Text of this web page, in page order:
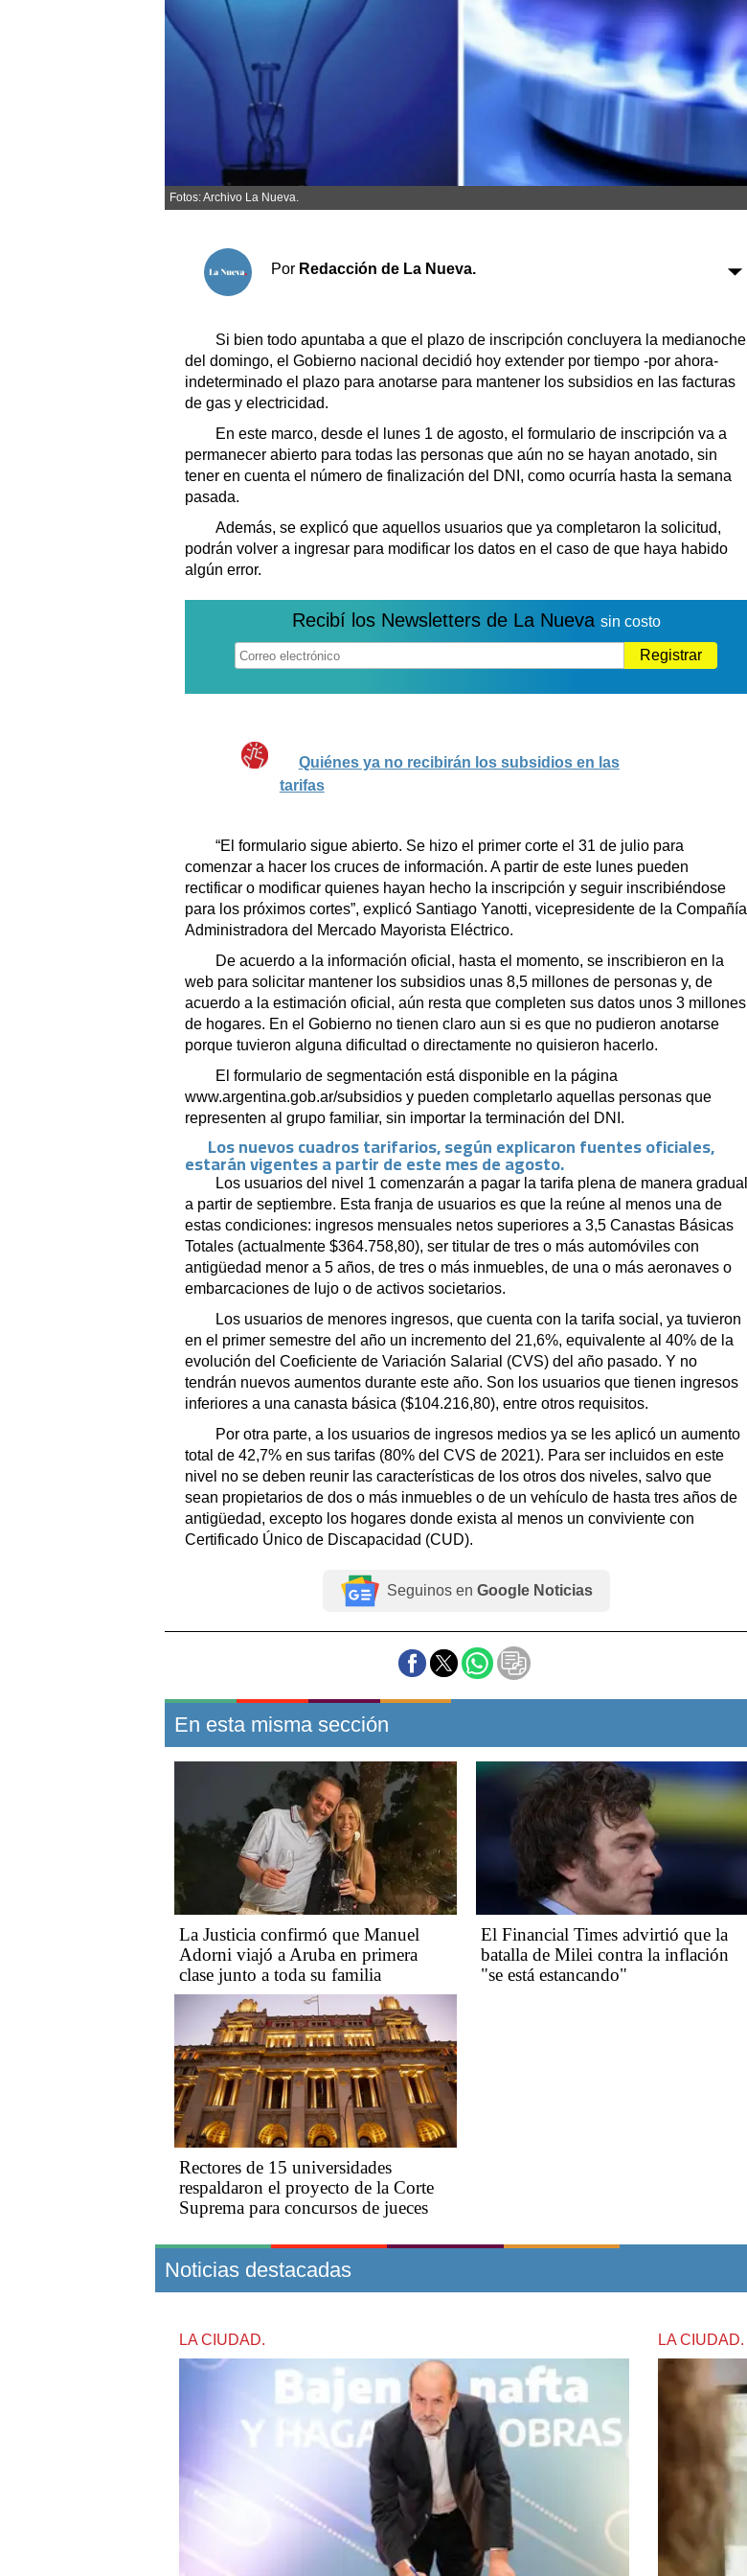
Sociedad y tiempo libre
Sociedad
Turismo
Cartón Lleno
Fúnebres
Horóscopo
Suplementos
Transportes
Loterías
Datos Útiles
Edictos
Teléfonos de urgencia
Fotos: Archivo La Nueva.
Por Redacción de La Nueva.
Si bien todo apuntaba a que el plazo de inscripción concluyera la medianoche
del domingo, el Gobierno nacional decidió hoy extender por tiempo -por ahora-
indeterminado el plazo para anotarse para mantener los subsidios en las facturas
de gas y electricidad.
En este marco, desde el lunes 1 de agosto, el formulario de inscripción va a
permanecer abierto para todas las personas que aún no se hayan anotado, sin
tener en cuenta el número de finalización del DNI, como ocurría hasta la semana
pasada.
Además, se explicó que aquellos usuarios que ya completaron la solicitud,
podrán volver a ingresar para modificar los datos en el caso de que haya habido
algún error.
Recibí los Newsletters de La Nueva sin costo
Registrar
Quiénes ya no recibirán los subsidios en las
tarifas
“El formulario sigue abierto. Se hizo el primer corte el 31 de julio para
comenzar a hacer los cruces de información. A partir de este lunes pueden
rectificar o modificar quienes hayan hecho la inscripción y seguir inscribiéndose
para los próximos cortes”, explicó Santiago Yanotti, vicepresidente de la Compañía
Administradora del Mercado Mayorista Eléctrico.
De acuerdo a la información oficial, hasta el momento, se inscribieron en la
web para solicitar mantener los subsidios unas 8,5 millones de personas y, de
acuerdo a la estimación oficial, aún resta que completen sus datos unos 3 millones
de hogares. En el Gobierno no tienen claro aun si es que no pudieron anotarse
porque tuvieron alguna dificultad o directamente no quisieron hacerlo.
El formulario de segmentación está disponible en la página
www.argentina.gob.ar/subsidios y pueden completarlo aquellas personas que
representen al grupo familiar, sin importar la terminación del DNI.
Los nuevos cuadros tarifarios, según explicaron fuentes oficiales,
estarán vigentes a partir de este mes de agosto.
Los usuarios del nivel 1 comenzarán a pagar la tarifa plena de manera gradual
a partir de septiembre. Esta franja de usuarios es que la reúne al menos una de
estas condiciones: ingresos mensuales netos superiores a 3,5 Canastas Básicas
Totales (actualmente $364.758,80), ser titular de tres o más automóviles con
antigüedad menor a 5 años, de tres o más inmuebles, de una o más aeronaves o
embarcaciones de lujo o de activos societarios.
Los usuarios de menores ingresos, que cuenta con la tarifa social, ya tuvieron
en el primer semestre del año un incremento del 21,6%, equivalente al 40% de la
evolución del Coeficiente de Variación Salarial (CVS) del año pasado. Y no
tendrán nuevos aumentos durante este año. Son los usuarios que tienen ingresos
inferiores a una canasta básica ($104.216,80), entre otros requisitos.
Por otra parte, a los usuarios de ingresos medios ya se les aplicó un aumento
total de 42,7% en sus tarifas (80% del CVS de 2021). Para ser incluidos en este
nivel no se deben reunir las características de los otros dos niveles, salvo que
sean propietarios de dos o más inmuebles o de un vehículo de hasta tres años de
antigüedad, excepto los hogares donde exista al menos un conviviente con
Certificado Único de Discapacidad (CUD).
Seguinos en Google Noticias
En esta misma sección
La Justicia confirmó que Manuel
Adorni viajó a Aruba en primera
clase junto a toda su familia
El Financial Times advirtió que la
batalla de Milei contra la inflación
"se está estancando"
Rectores de 15 universidades
respaldaron el proyecto de la Corte
Suprema para concursos de jueces
Noticias destacadas
LA CIUDAD. LA CIUDAD.